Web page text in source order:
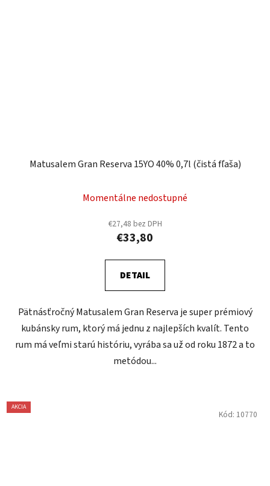
Matusalem Gran Reserva 15YO 40% 0,7l (čistá fľaša)
Momentálne nedostupné
€27,48 bez DPH
€33,80
DETAIL
Pätnásťročný Matusalem Gran Reserva je super prémiový
kubánsky rum, ktorý má jednu z najlepších kvalít. Tento
rum má veľmi starú históriu, vyrába sa už od roku 1872 a to
metódou...
AKCIA
Kód: 10770